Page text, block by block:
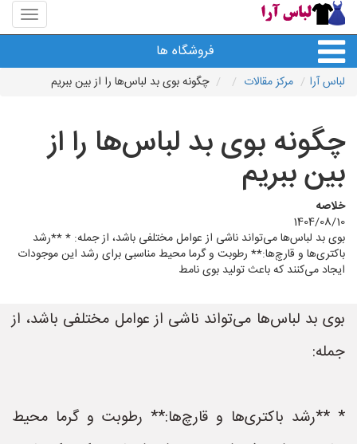
منوی
سایت
آرا
فروشگاه ها
لباس آرا مرکز مقالات چگونه بوی بد لباس‌ها را از بین ببریم
چگونه بوی بد لباس‌ها را از
بین ببریم
خلاصه
1404/08/10
بوی بد لباس‌ها می‌تواند ناشی از عوامل مختلفی باشد، از جمله: * **رشد
باکتری‌ها و قارچ‌ها:** رطوبت و گرما محیط مناسبی برای رشد این موجودات
ایجاد می‌کنند که باعث تولید بوی نامط
بوی بد لباس‌ها می‌تواند ناشی از عوامل مختلفی باشد، از
جمله:
* **رشد باکتری‌ها و قارچ‌ها:** رطوبت و گرما محیط